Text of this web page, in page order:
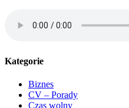
Kategorie
Biznes
CV – Porady
Czas wolny